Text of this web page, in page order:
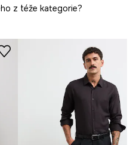
z téže kategorie?